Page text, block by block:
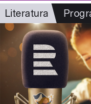
Literatura